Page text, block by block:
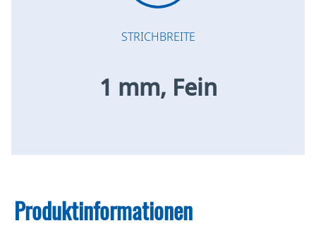
STRICHBREITE
1 mm, Fein
Produktinformationen